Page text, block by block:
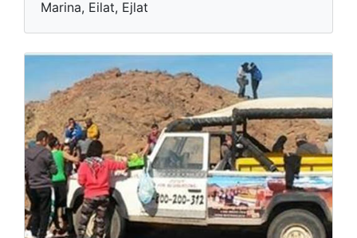
Marina, Eilat, Ejlat